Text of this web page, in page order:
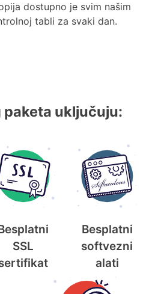
dostupno je svim našim
tabli za svaki dan.
paketa uključuju:
SSL
Besplatni
softvezni
alati